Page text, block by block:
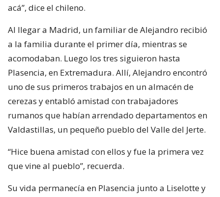
acá”, dice el chileno.
Al llegar a Madrid, un familiar de Alejandro recibió
a la familia durante el primer día, mientras se
acomodaban. Luego los tres siguieron hasta
Plasencia, en Extremadura. Allí, Alejandro encontró
uno de sus primeros trabajos en un almacén de
cerezas y entabló amistad con trabajadores
rumanos que habían arrendado departamentos en
Valdastillas, un pequeño pueblo del Valle del Jerte.
“Hice buena amistad con ellos y fue la primera vez
que vine al pueblo”, recuerda.
Su vida permanecía en Plasencia junto a Liselotte y